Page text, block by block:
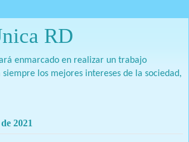
RD
enmarcado en realizar un trabajo
los mejores intereses de la sociedad,
2021